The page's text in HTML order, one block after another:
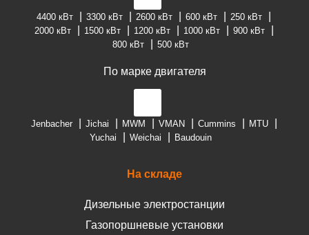
4400 кВт 3300 кВт 2600 кВт 600 кВт
250 кВт
2000 кВт
1500 кВт 1200 кВт 1000 кВт
900 кВт
800 кВт
500 кВт
По марке двигателя
Jenbacher Jichai MWM VMAN Cummins
MTU
Yuchai
Weichai Baudouin
На складе
Дизельные электростанции
Газопоршневые установки